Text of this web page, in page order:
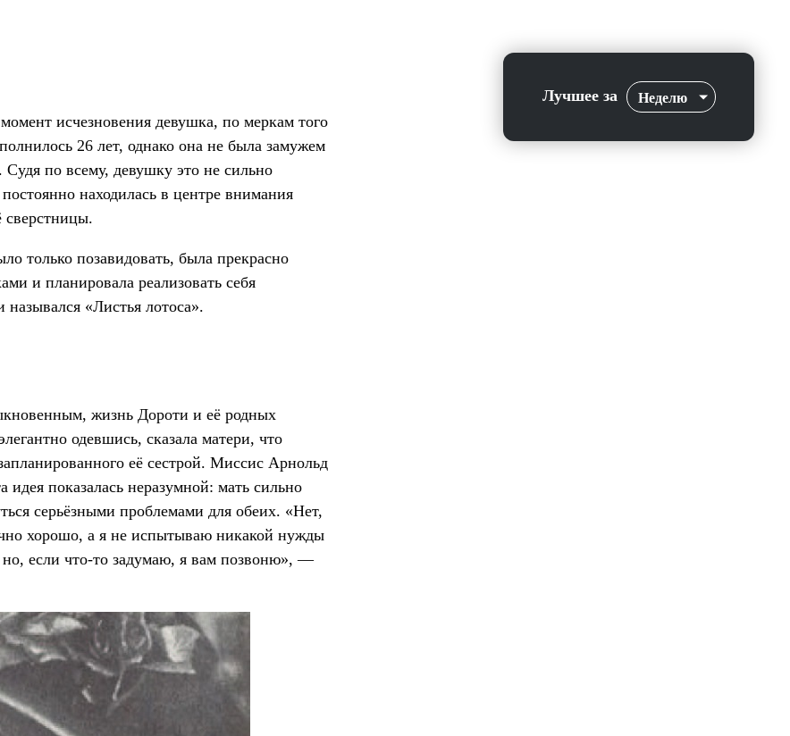
исчезновения девушка, по меркам того
26 лет, однако она не была замужем
по всему, девушку это не сильно
находилась в центре внимания
сверстницы.
только позавидовать, была прекрасно
и планировала реализовать себя
«Листья лотоса».
жизнь Дороти и её родных
одевшись, сказала матери, что
её сестрой. Миссис Арнольд
показалась неразумной: мать сильно
серьёзными проблемами для обеих. «Нет,
хорошо, а я не испытываю никакой нужды
если что-то задумаю, я вам позвоню», —
Лучшее за Неделю